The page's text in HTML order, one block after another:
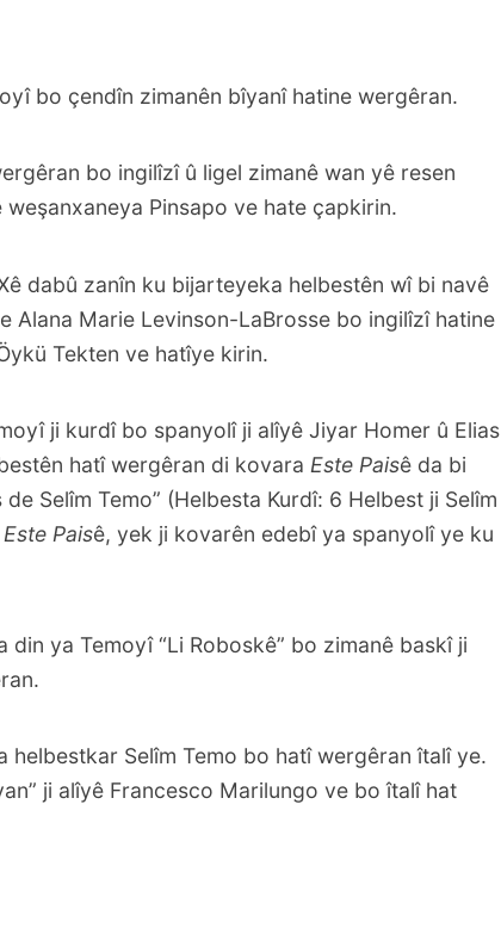
bo çendîn zimanên bîyanî hatine wergêran.
bo ingilîzî û ligel zimanê wan yê resen
Pinsapo ve hate çapkirin.
dabû zanîn ku bijarteyeka helbestên wî bi navê
Alana Marie Levinson-LaBrosse bo ingilîzî hatine
Tekten ve hatîye kirin.
ji kurdî bo spanyolî ji alîyê Jiyar Homer û Elias
hatî wergêran di kovara Este Paisê da bi
Selîm Temo” (Helbesta Kurdî: 6 Helbest ji Selîm
Este Paisê, yek ji kovarên edebî ya spanyolî ye ku
din ya Temoyî “Li Roboskê” bo zimanê baskî ji
helbestkar Selîm Temo bo hatî wergêran îtalî ye.
ji alîyê Francesco Marilungo ve bo îtalî hat